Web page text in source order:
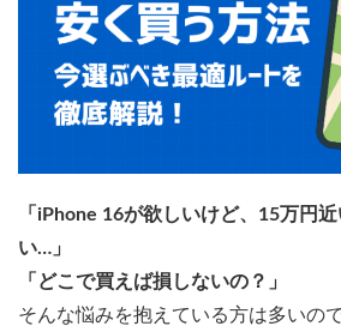
「iPhone 16が欲しいけど、15万円
い…」
「どこで買えば損しないの？」
そんな悩みを抱えている方は多いの